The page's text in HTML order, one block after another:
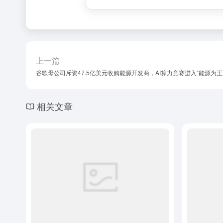
上一篇
谷歌母公司斥资47.5亿美元收购能源开发商，AI算力竞赛进入“能源为王
相关文章